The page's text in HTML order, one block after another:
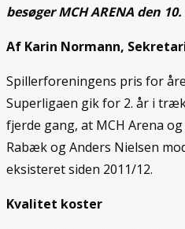
besøger MCH ARENA den
Af Karin Normann,
Spillerforeningens pris for
Superligaen gik for 2. år i
fjerde gang, at MCH Arena
Rabæk og Anders Nielsen
eksisteret siden 2011/12.
Kvalitet koster